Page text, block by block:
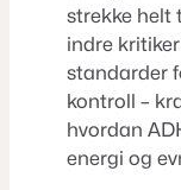
strekke helt
indre
standarder
kontroll –
hvordan
energi og